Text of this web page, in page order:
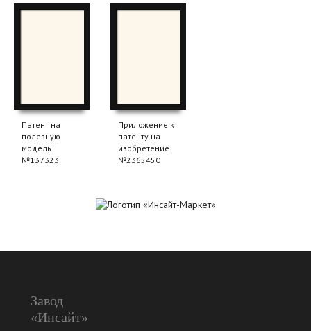
Патент на
полезную
модель
№137323
Приложение к
патенту на
изобретение
№2365450
Завод
«Инсайт»